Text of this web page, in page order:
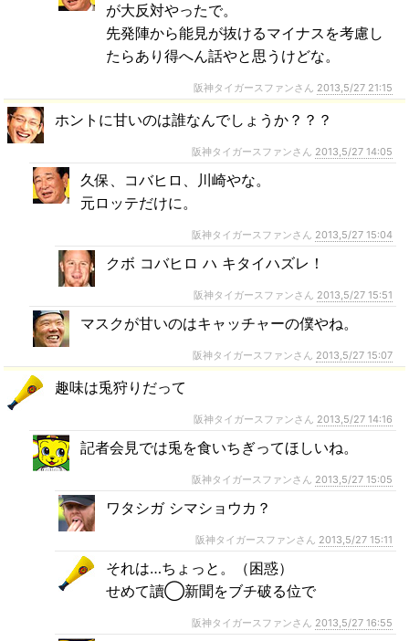
が大反対やったで。
先発陣から能見が抜けるマイナスを考慮し
たらあり得へん話やと思うけどな。
阪神タイガースファンさん 2013,5/27 21:15
ホントに甘いのは誰なんでしょうか？？？
阪神タイガースファンさん 2013,5/27 14:05
久保、コバヒロ、川崎やな。
元ロッテだけに。
阪神タイガースファンさん 2013,5/27 15:04
クボ コバヒロ ハ キタイハズレ！
阪神タイガースファンさん 2013,5/27 15:51
マスクが甘いのはキャッチャーの僕やね。
阪神タイガースファンさん 2013,5/27 15:07
趣味は兎狩りだって
阪神タイガースファンさん 2013,5/27 14:16
記者会見では兎を食いちぎってほしいね。
阪神タイガースファンさん 2013,5/27 15:05
ワタシガ シマショウカ？
阪神タイガースファンさん 2013,5/27 15:11
それは…ちょっと。（困惑）
せめて讀◯新聞をブチ破る位で
阪神タイガースファンさん 2013,5/27 16:55